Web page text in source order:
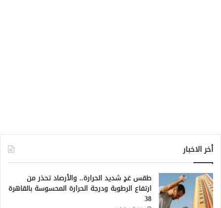
أخر الاخبار
طقس غدٍ شديد الحرارة.. والأرصاد تحذر من
ارتفاع الرطوبة ودرجة الحرارة المحسوسة بالقاهرة
38